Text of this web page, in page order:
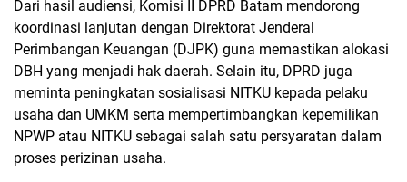
Dari hasil audiensi, Komisi II DPRD Batam mendorong
koordinasi lanjutan dengan Direktorat Jenderal
Perimbangan Keuangan (DJPK) guna memastikan alokasi
DBH yang menjadi hak daerah. Selain itu, DPRD juga
meminta peningkatan sosialisasi NITKU kepada pelaku
usaha dan UMKM serta mempertimbangkan kepemilikan
NPWP atau NITKU sebagai salah satu persyaratan dalam
proses perizinan usaha.